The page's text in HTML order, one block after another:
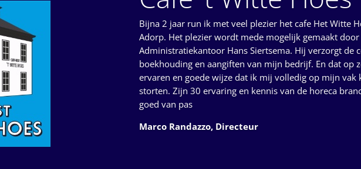
Bijna 2 jaar run ik met veel plezier het cafe Het Witte
Adorp. Het plezier wordt mede mogelijk gemaakt door
Administratiekantoor Hans Siertsema. Hij verzorgt de
boekhouding en aangiften van mijn bedrijf. En dat op
ervaren en goede wijze dat ik mij volledig op mijn vak
storten. Zijn 30 ervaring en kennis van de horeca
goed van pas
Marco Randazzo, Directeur